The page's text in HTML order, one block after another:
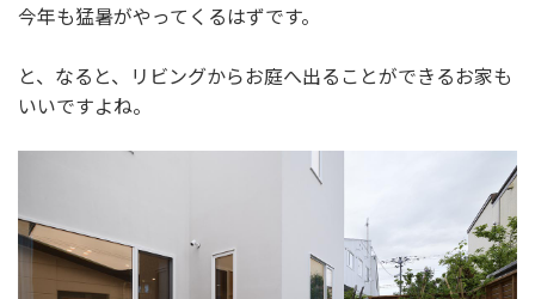
今年も猛暑がやってくるはずです。
と、なると、リビングからお庭へ出ることができるお家も
いいですよね。